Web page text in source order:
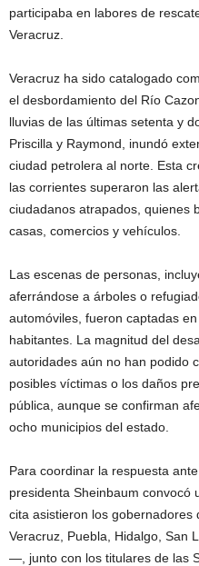
participaba en labores de
Veracruz.
Veracruz ha sido catalogado
el desbordamiento del Río
lluvias de las últimas setenta y
Priscilla y Raymond, inundó
ciudad petrolera al norte. Esta
las corrientes superaron las
ciudadanos atrapados, quienes
casas, comercios y vehículos.
Las escenas de personas,
aferrándose a árboles o
automóviles, fueron captadas
habitantes. La magnitud del
autoridades aún no han podido
posibles víctimas o los daños
pública, aunque se confirman
ocho municipios del estado.
Para coordinar la respuesta
presidenta Sheinbaum convocó
cita asistieron los
Veracruz, Puebla, Hidalgo, San
—, junto con los titulares de las